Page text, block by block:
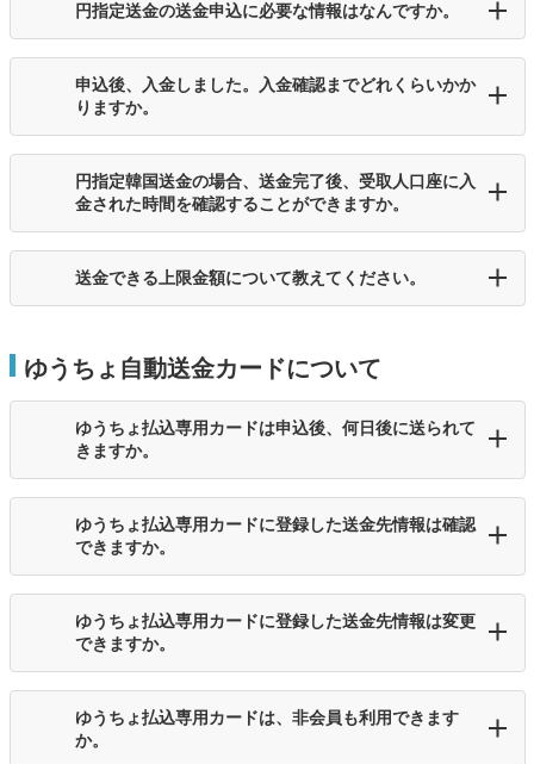
円指定送金の送金申込に必要な情報はなんですか。
申込後、入金しました。入金確認までどれくらいかか
りますか。
円指定韓国送金の場合、送金完了後、受取人口座に入
金された時間を確認することができますか。
送金できる上限金額について教えてください。
ゆうちょ自動送金カードについて
ゆうちょ払込専用カードは申込後、何日後に送られて
きますか。
ゆうちょ払込専用カードに登録した送金先情報は確認
できますか。
ゆうちょ払込専用カードに登録した送金先情報は変更
できますか。
ゆうちょ払込専用カードは、非会員も利用できます
か。